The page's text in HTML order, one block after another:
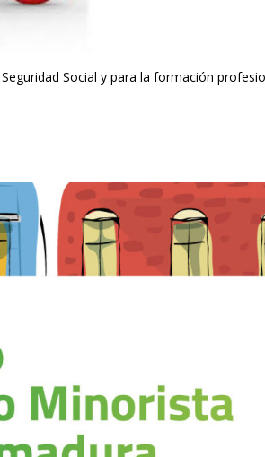
Social y para la formación